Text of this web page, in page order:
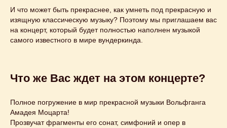
И что может быть прекраснее, как умнеть под прекрасную и
изящную классическую музыку? Поэтому мы приглашаем вас
на концерт, который будет полностью наполнен музыкой
самого известного в мире вундеркинда.
Что же Вас ждет на этом концерте?
Полное погружение в мир прекрасной музыки Вольфганга
Амадея Моцарта!
Прозвучат фрагменты его сонат, симфоний и опер в